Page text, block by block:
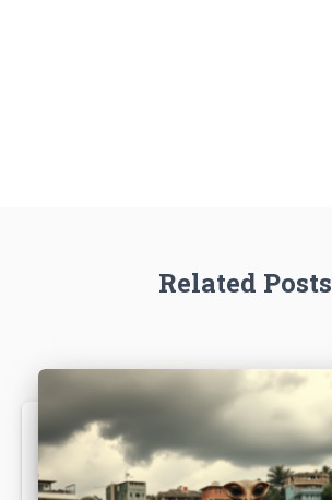
Related Posts